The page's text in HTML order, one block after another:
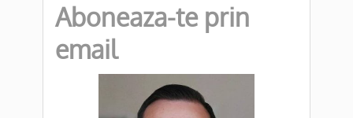
Aboneaza-te prin
email